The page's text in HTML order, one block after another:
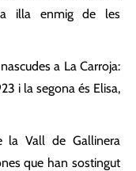
illa enmig de les
a La Carroja:
i la segona és Elisa,
la Vall de Gallinera
que han sostingut